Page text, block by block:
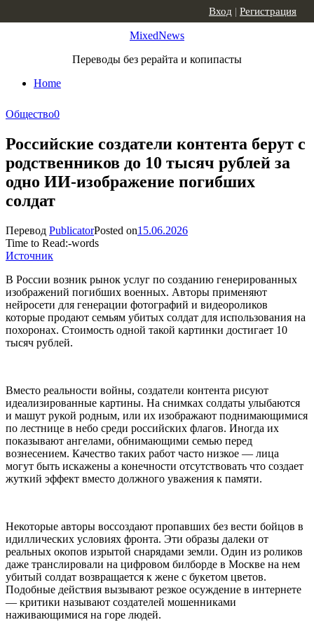
MixedNews
Переводы без рерайта и копипасты
Home
Вход | Регистрация
Общество0
Российские создатели контента берут с
родственников до 10 тысяч рублей за
одно ИИ-изображение погибших
солдат
Перевод PublicatorPosted on15.06.2026
Time to Read:-words
Источник
В России возник рынок услуг по созданию генерированных
изображений погибших военных. Авторы применяют
нейросети для генерации фотографий и видеороликов
которые продают семьям убитых солдат для использования на
похоронах. Стоимость одной такой картинки достигает 10
тысяч рублей.
Вместо реальности войны, создатели контента рисуют
идеализированные картины. На снимках солдаты улыбаются
и машут рукой родным, или их изображают поднимающимися
по лестнице в небо среди российских флагов. Иногда их
показывают ангелами, обнимающими семью перед
вознесением. Качество таких работ часто низкое — лица
могут быть искажены а конечности отсутствовать что создает
жуткий эффект вместо должного уважения к памяти.
Некоторые авторы воссоздают пропавших без вести бойцов в
идиллических условиях фронта. Эти образы далеки от
реальных окопов изрытой снарядами земли. Один из роликов
даже транслировали на цифровом билборде в Москве на нем
убитый солдат возвращается к жене с букетом цветов.
Подобные действия вызывают резкое осуждение в интернете
— критики называют создателей мошенниками
наживающимися на горе людей.